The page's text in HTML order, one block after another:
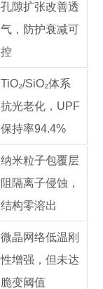
孔隙扩张改善透
气，防护衰减可
控
TiO₂/SiO₂体系
抗光老化，UPF
保持率94.4%
纳米粒子包覆层
阻隔离子侵蚀，
结构零溶出
微晶网络低温刚
性增强，但未达
脆变阈值